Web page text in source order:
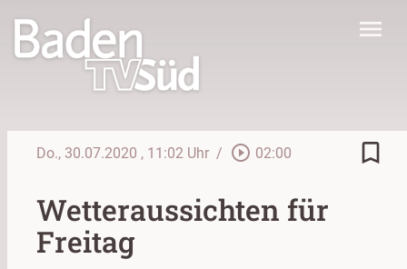
menu
Do., 30.07.2020 , 11:02 Uhr / play_circle_outline 02:00 bookmark_border
Wetteraussichten für
Freitag